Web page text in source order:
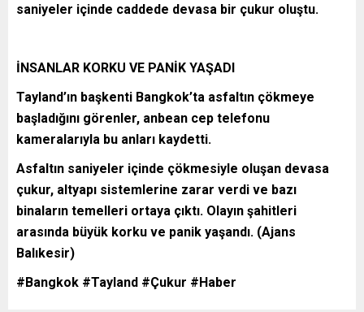
saniyeler içinde caddede devasa bir çukur oluştu.
İNSANLAR KORKU VE PANİK YAŞADI
Tayland’ın başkenti Bangkok’ta asfaltın çökmeye
başladığını görenler, anbean cep telefonu
kameralarıyla bu anları kaydetti.
Asfaltın saniyeler içinde çökmesiyle oluşan devasa
çukur, altyapı sistemlerine zarar verdi ve bazı
binaların temelleri ortaya çıktı. Olayın şahitleri
arasında büyük korku ve panik yaşandı. (Ajans
Balıkesir)
#Bangkok #Tayland #Çukur #Haber